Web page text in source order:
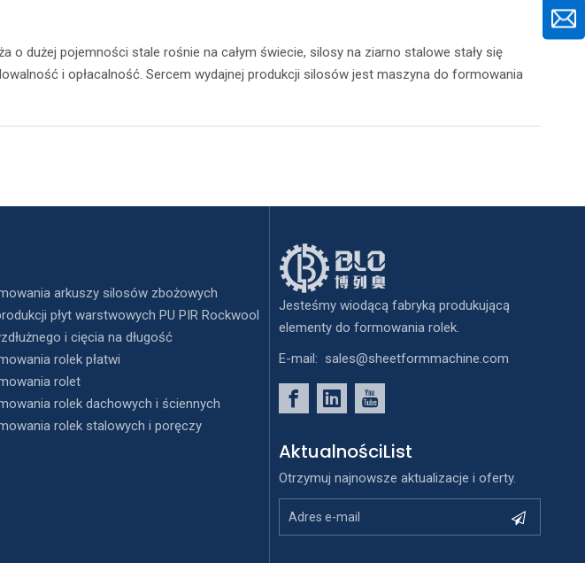
o dużej pojemności stale rośnie na całym świecie, silosy na ziarno stalowe stały się
i opłacalność. Sercem wydajnej produkcji silosów jest maszyna do formowania
arkuszy silosów zbożowych
płyt warstwowych PU PIR Rockwool
i cięcia na długość
rolek płatwi
rolet
rolek dachowych i ściennych
rolek stalowych i poręczy
Jesteśmy wiodącą fabryką produkującą
elementy do formowania rolek.
E-mail: sales@sheetformmachine.com
AktualnościList
Otrzymuj najnowsze aktualizacje i oferty.